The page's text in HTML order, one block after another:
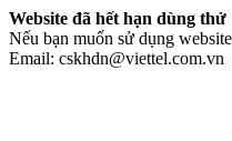
Website đã hết hạn dùng thử
Nếu bạn muốn sử dụng
Email: cskhdn@viettel.com.vn